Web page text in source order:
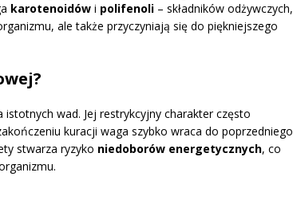
karotenoidów i polifenoli – składników odżywczych,
ale także przyczyniają się do piękniejszego
istotnych wad. Jej restrykcyjny charakter często
kuracji waga szybko wraca do poprzedniego
stwarza ryzyko niedoborów energetycznych, co